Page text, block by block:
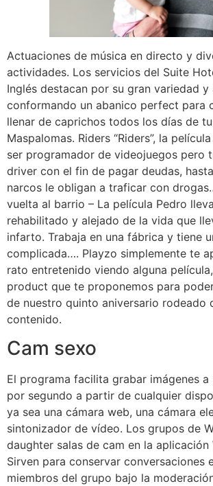
Actuaciones de música en directo y
actividades. Los servicios del Suite
Inglés destacan por su gran variedad y
conformando un abanico perfect para
llenar de caprichos todos los días de
Maspalomas. Riders “Riders”, la
ser programador de videojuegos pero
driver con el fin de pagar deudas,
narcos le obligan a traficar con
vuelta al barrio – La película Pedro
rehabilitado y alejado de la vida que
infarto. Trabaja en una fábrica y tiene
complicada…. Playzo simplemente te
rato entretenido viendo alguna
product que te proponemos para
de nuestro quinto aniversario rodeado
contenido.
Cam sexo
El programa facilita grabar imágenes
por segundo a partir de cualquier
ya sea una cámara web, una cámara
sintonizador de vídeo. Los grupos de
daughter salas de cam en la aplicación
Sirven para conservar conversaciones
miembros del grupo bajo la